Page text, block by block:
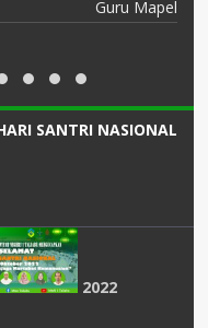
Guru Mapel
SANTRI NASIONAL
2022